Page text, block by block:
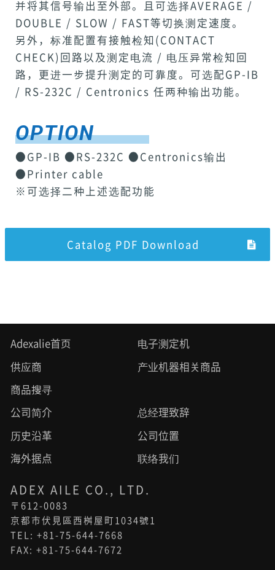
并将其信号输出至外部。且可选择AVERAGE /
DOUBLE / SLOW / FAST等切换测定速度。
另外，标准配置有接触检知(CONTACT
CHECK)回路以及测定电流 / 电压异常检知回
路，更进一步提升测定的可靠度。可选配GP-IB
/ RS-232C / Centronics 任两种输出功能。
OPTION
●GP-IB ●RS-232C ●Centronics输出
●Printer cable
※可选择二种上述选配功能
Catalog PDF Download
Adexalie首页 电子测定机
供应商 产业机器相关商品
商品搜寻
公司简介 总经理致辞
历史沿革 公司位置
海外据点 联络我们
ADEX AILE CO., LTD.
〒612-0083
京都市伏見區西桝屋町1034號1
TEL: +81-75-644-7668
FAX: +81-75-644-7672